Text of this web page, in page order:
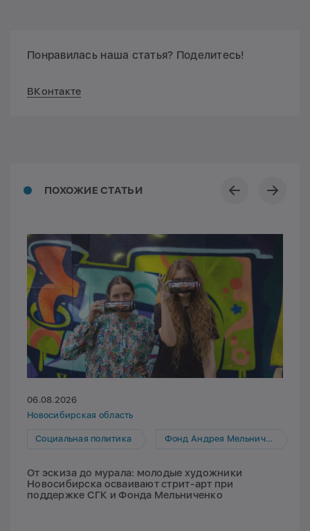
Понравилась наша статья? Поделитесь!
ВКонтакте
ПОХОЖИЕ СТАТЬИ
06.08.2026
Новосибирская область
Социальная политика Фонд Андрея Мельниченко
От эскиза до мурала: молодые художники
Новосибирска осваивают стрит-арт при
поддержке СГК и Фонда Мельниченко